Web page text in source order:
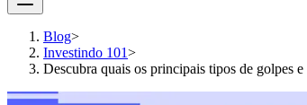
Blog>
Investindo 101>
Descubra quais os principais tipos de golpes